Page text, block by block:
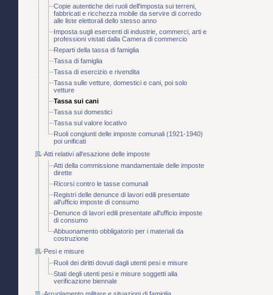
Copie autentiche dei ruoli dell'imposta sui terreni,
fabbricati e ricchezza mobile da servire di corredo
alle liste elettorali dello stesso anno
Imposta sugli esercenti di industrie, commerci, arti e
professioni vistati dalla Camera di commercio
Reparti della tassa di famiglia
Tassa di famiglia
Tassa di esercizio e rivendita
Tassa sulle vetture, domestici e cani, poi solo
vetture
Tassa sui cani
Tassa sui domestici
Tassa sul valore locativo
Ruoli congiunti delle imposte comunali (1921-1940)
poi unificati
Atti relativi all'esazione delle imposte
Atti della commissione mandamentale delle imposte
dirette
Ricorsi contro le tasse comunali
Registri delle denunce di lavori edili presentate
all'ufficio imposte di consumo
Denunce di lavori edili presentate all'ufficio imposte
di consumo
Abbuonamento obbligatorio per i materiali da
costruzione
Pesi e misure
Ruoli dei diritti dovuti dagli utenti pesi e misure
Stati degli utenti pesi e misure soggetti alla
verificazione biennale